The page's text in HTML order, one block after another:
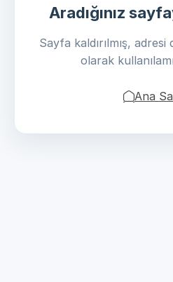
Aradığınız
Sayfa kaldırılmış,
olarak
Ana